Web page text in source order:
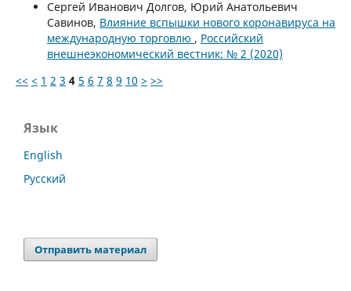
Сергей Иванович Долгов, Юрий Анатольевич
Савинов, Влияние вспышки нового коронавируса на
международную торговлю , Российский
внешнеэкономический вестник: № 2 (2020)
<< < 1 2 3 4 5 6 7 8 9 10 > >>
Язык
English
Русский
Отправить материал